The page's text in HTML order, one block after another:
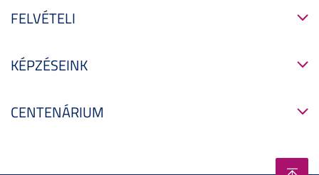
FELVÉTELI
KÉPZÉSEINK
CENTENÁRIUM